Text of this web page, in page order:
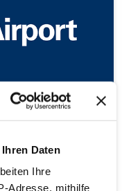
Daten
Ihre
Adresse, mithilfe